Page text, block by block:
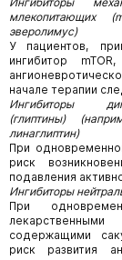
млекопитающих
эверолимус)
У пациентов,
ингибитор
начале терапии
Ингибиторы
(глиптины)
линаглиптин)
При
риск
подавления
Ингибиторы
При
содержащими
риск развития